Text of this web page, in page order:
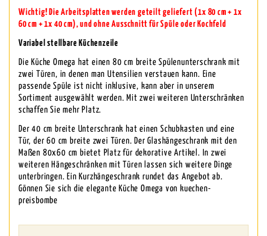
Wichtig! Die Arbeitsplatten werden geteilt geliefert (1x 80 cm + 1x
60 cm + 1x 40 cm), und ohne Ausschnitt für Spüle oder Kochfeld
Variabel stellbare Küchenzeile
Die Küche Omega hat einen 80 cm breite Spülenunterschrank mit
zwei Türen, in denen man Utensilien verstauen kann. Eine
passende Spüle ist nicht inklusive, kann aber in unserem
Sortiment ausgewählt werden. Mit zwei weiteren Unterschränken
schaffen Sie mehr Platz.
Der 40 cm breite Unterschrank hat einen Schubkasten und eine
Tür, der 60 cm breite zwei Türen. Der Glashängeschrank mit den
Maßen 80x60 cm bietet Platz für dekorative Artikel. In zwei
weiteren Hängeschränken mit Türen lassen sich weitere Dinge
unterbringen. Ein Kurzhängeschrank rundet das Angebot ab.
Gönnen Sie sich die elegante Küche Omega von kuechen-
preisbombe